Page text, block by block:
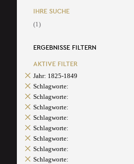
IHRE SUCHE
(1)
ERGEBNISSE FILTERN
AKTIVE FILTER
Jahr: 1825-1849
Schlagworte:
Schlagworte:
Schlagworte:
Schlagworte:
Schlagworte:
Schlagworte:
Schlagworte:
Schlagworte: